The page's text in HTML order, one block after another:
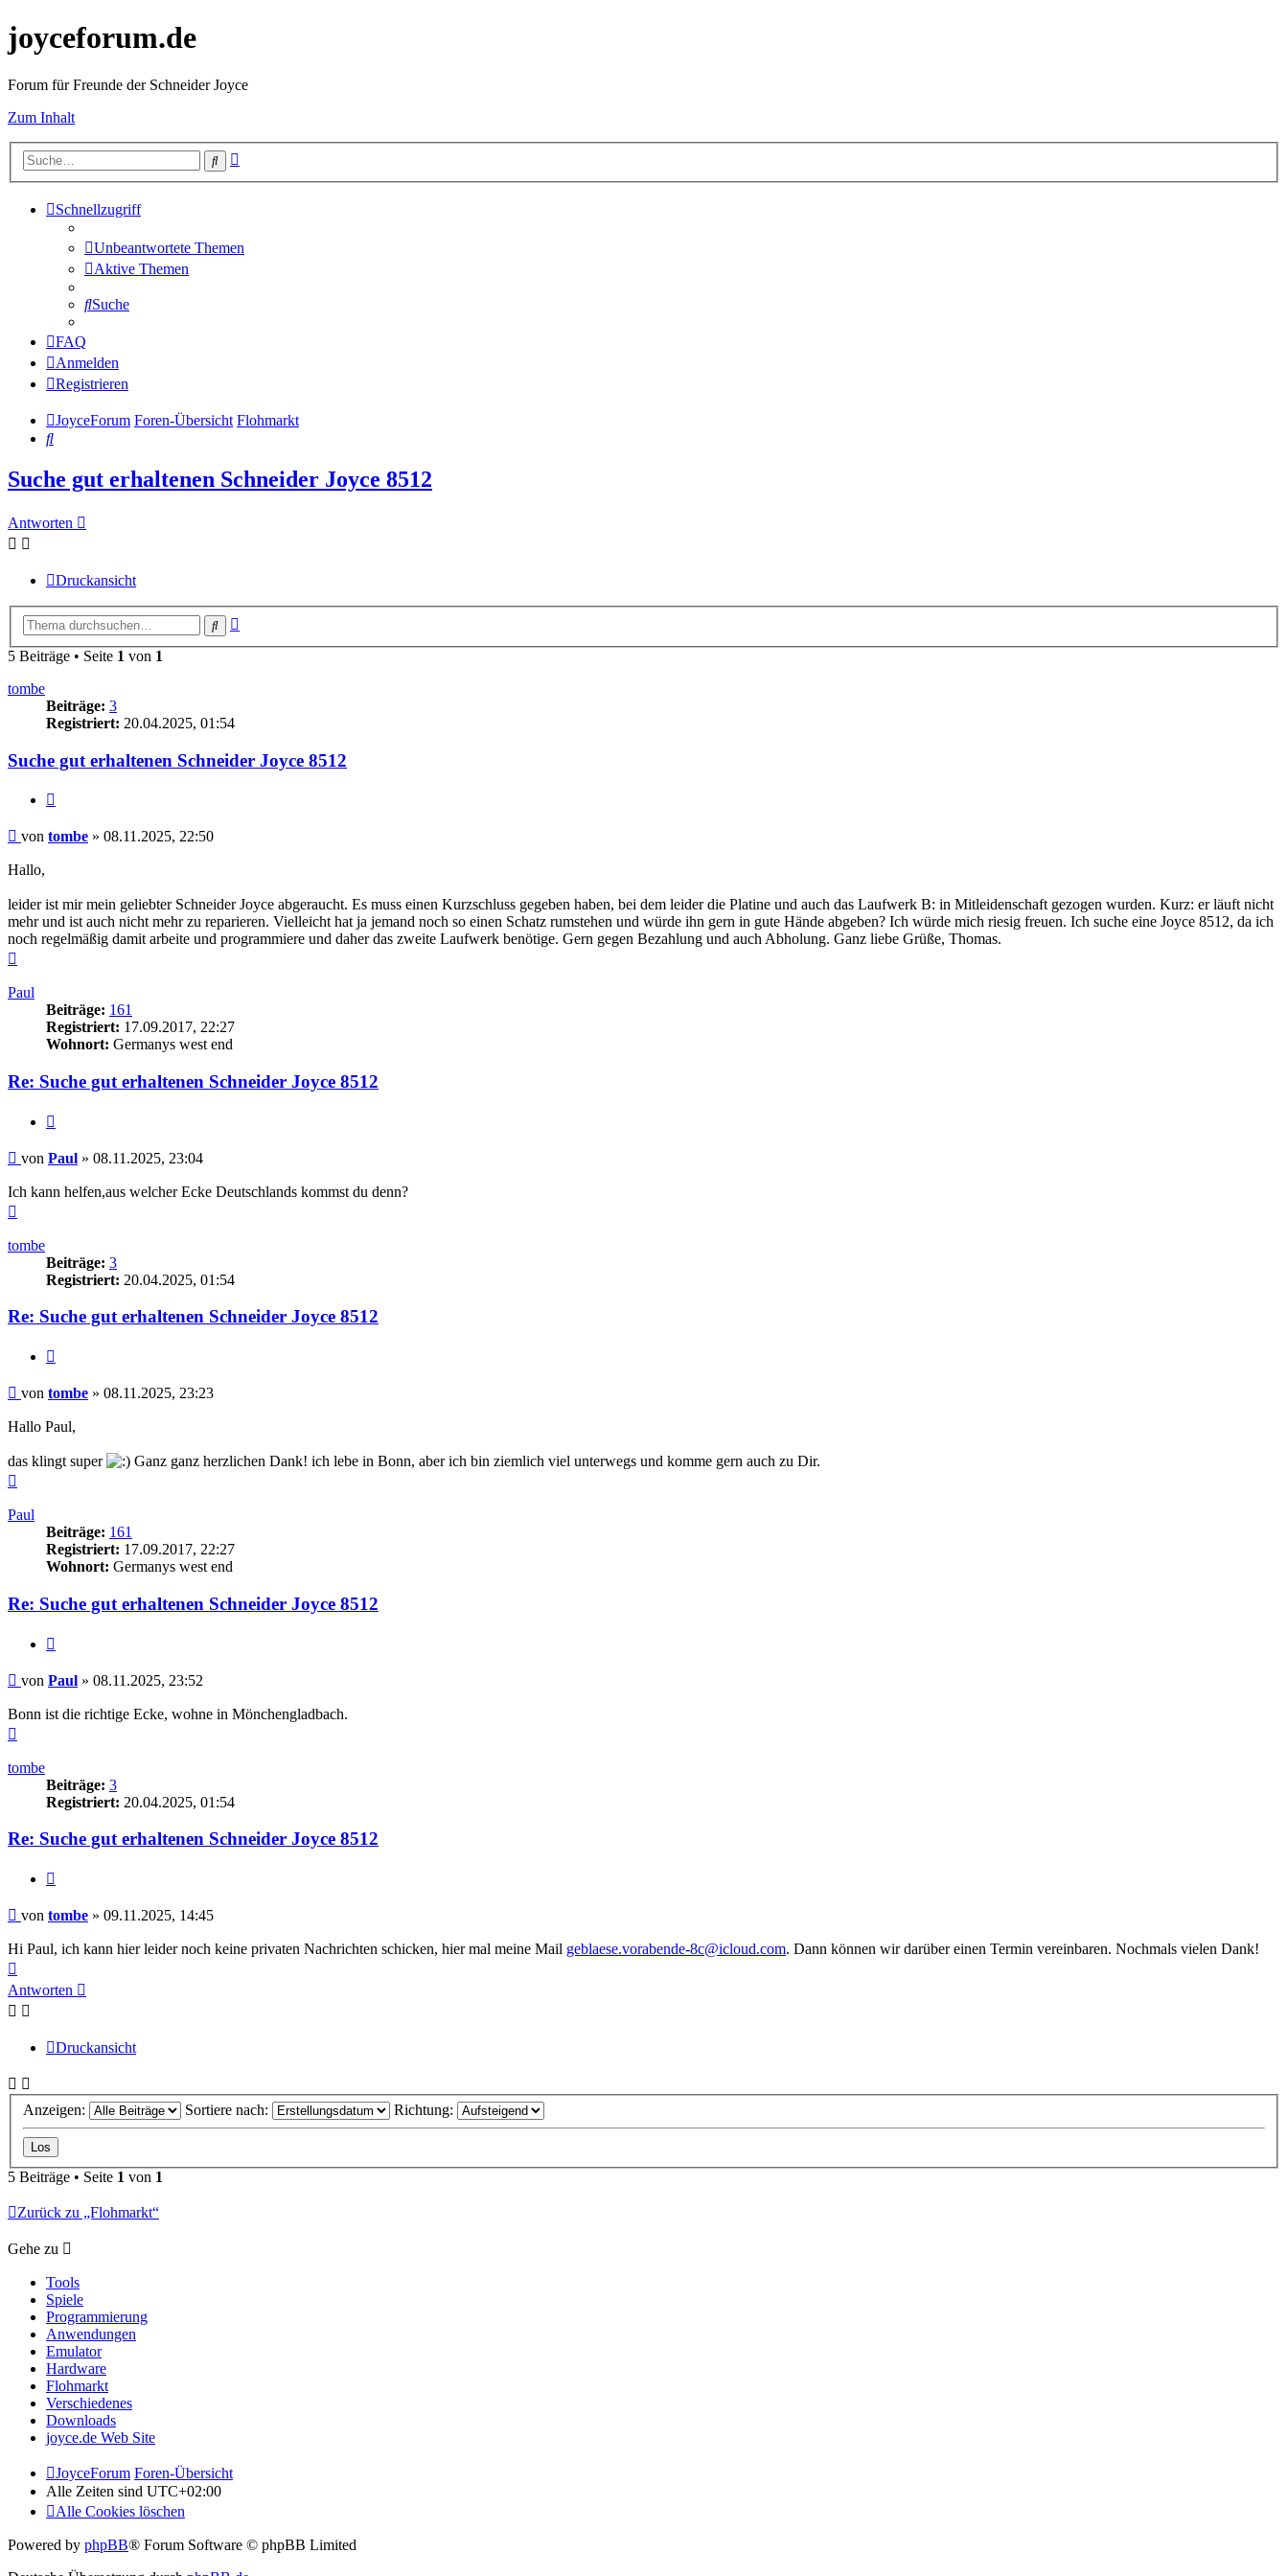
joyceforum.de
Forum für Freunde der Schneider Joyce
Zum Inhalt
Suche
Schnellzugriff
Unbeantwortete Themen
Aktive Themen
Suche
FAQ
Anmelden
Registrieren
JoyceForum Foren-Übersicht Flohmarkt
Suche
Suche gut erhaltenen Schneider Joyce 8512
Antworten
Druckansicht
Suche
5 Beiträge • Seite 1 von 1
tombe
Beiträge: 3
Registriert: 20.04.2025, 01:54
Suche gut erhaltenen Schneider Joyce 8512
Beitrag
von tombe » 08.11.2025, 22:50
Hallo,
leider ist mir mein geliebter Schneider Joyce abgeraucht. Es muss einen Kurzschluss gegeben haben, bei dem leider die Platine und auch das Laufwerk B: in Mitleidenschaft gezogen wurden. Kurz: er läuft nicht
mehr und ist auch nicht mehr zu reparieren. Vielleicht hat ja jemand noch so einen Schatz rumstehen und würde ihn gern in gute Hände abgeben? Ich würde mich riesig freuen. Ich suche eine Joyce 8512, da ich
noch regelmäßig damit arbeite und programmiere und daher das zweite Laufwerk benötige. Gern gegen Bezahlung und auch Abholung. Ganz liebe Grüße, Thomas.
Paul
Beiträge: 161
Registriert: 17.09.2017, 22:27
Wohnort: Germanys west end
Re: Suche gut erhaltenen Schneider Joyce 8512
Beitrag
von Paul » 08.11.2025, 23:04
Ich kann helfen,aus welcher Ecke Deutschlands kommst du denn?
tombe
Beiträge: 3
Registriert: 20.04.2025, 01:54
Re: Suche gut erhaltenen Schneider Joyce 8512
Beitrag
von tombe » 08.11.2025, 23:23
Hallo Paul,
das klingt super
Ganz ganz herzlichen Dank! ich lebe in Bonn, aber ich bin ziemlich viel unterwegs und komme gern auch zu Dir.
Paul
Beiträge: 161
Registriert: 17.09.2017, 22:27
Wohnort: Germanys west end
Re: Suche gut erhaltenen Schneider Joyce 8512
Beitrag
von Paul » 08.11.2025, 23:52
Bonn ist die richtige Ecke, wohne in Mönchengladbach.
tombe
Beiträge: 3
Registriert: 20.04.2025, 01:54
Re: Suche gut erhaltenen Schneider Joyce 8512
Beitrag
von tombe » 09.11.2025, 14:45
Hi Paul, ich kann hier leider noch keine privaten Nachrichten schicken, hier mal meine Mail geblaese.vorabende-8c@icloud.com. Dann können wir darüber einen Termin vereinbaren. Nochmals vielen Dank!
oben
Antworten
Druckansicht
Anzeigen: Sortiere nach: Richtung:
5 Beiträge • Seite 1 von 1
Zurück zu „Flohmarkt“
Gehe zu
Tools
Spiele
Programmierung
Anwendungen
Emulator
Hardware
Flohmarkt
Verschiedenes
Downloads
joyce.de Web Site
JoyceForum Foren-Übersicht
Alle Zeiten sind UTC+02:00
Alle Cookies löschen
Powered by phpBB® Forum Software © phpBB Limited